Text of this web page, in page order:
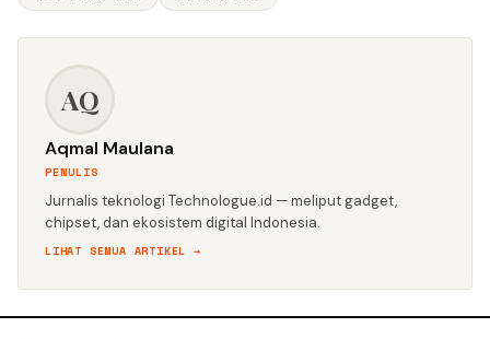
AQ
Aqmal Maulana
PENULIS
Jurnalis teknologi Technologue.id — meliput gadget,
chipset, dan ekosistem digital Indonesia.
LIHAT SEMUA ARTIKEL →